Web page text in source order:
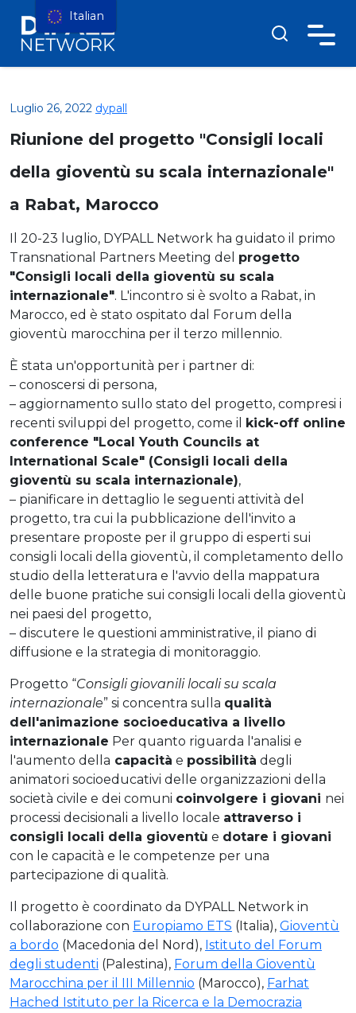
Luglio 26, 2022 dypall
Riunione del progetto "Consigli locali
della gioventù su scala internazionale"
a Rabat, Marocco
Il 20-23 luglio, DYPALL Network ha guidato il primo
Transnational Partners Meeting del progetto
"Consigli locali della gioventù su scala
internazionale". L'incontro si è svolto a Rabat, in
Marocco, ed è stato ospitato dal Forum della
gioventù marocchina per il terzo millennio.
È stata un'opportunità per i partner di:
– conoscersi di persona,
– aggiornamento sullo stato del progetto, compresi i
recenti sviluppi del progetto, come il kick-off online
conference "Local Youth Councils at
International Scale" (Consigli locali della
gioventù su scala internazionale),
– pianificare in dettaglio le seguenti attività del
progetto, tra cui la pubblicazione dell'invito a
presentare proposte per il gruppo di esperti sui
consigli locali della gioventù, il completamento dello
studio della letteratura e l'avvio della mappatura
delle buone pratiche sui consigli locali della gioventù
nei paesi del progetto,
– discutere le questioni amministrative, il piano di
diffusione e la strategia di monitoraggio.
Progetto “Consigli giovanili locali su scala
internazionale” si concentra sulla qualità
dell'animazione socioeducativa a livello
internazionale Per quanto riguarda l'analisi e
l'aumento della capacità e possibilità degli
animatori socioeducativi delle organizzazioni della
società civile e dei comuni coinvolgere i giovani nei
processi decisionali a livello locale attraverso i
consigli locali della gioventù e dotare i giovani
con le capacità e le competenze per una
partecipazione di qualità.
Il progetto è coordinato da DYPALL Network in
collaborazione con Europiamo ETS (Italia), Gioventù
a bordo (Macedonia del Nord), Istituto del Forum
degli studenti (Palestina), Forum della Gioventù
Marocchina per il III Millennio (Marocco), Farhat
Hached Istituto per la Ricerca e la Democrazia
Italian